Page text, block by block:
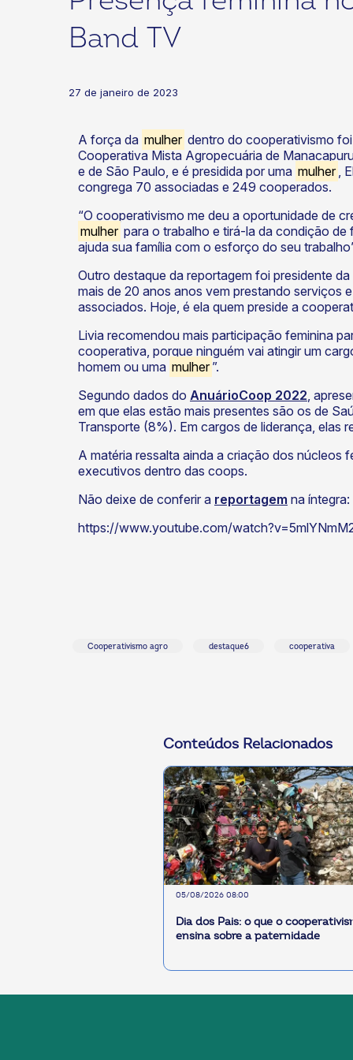
Band TV
27 de janeiro de 2023
A força da mulher dentro do cooperativismo
Cooperativa Mista Agropecuária de
e de São Paulo, e é presidida por uma mulher ,
congrega 70 associadas e 249 cooperados.
“O cooperativismo me deu a oportunidade de
mulher para o trabalho e tirá-la da condição
ajuda sua família com o esforço do seu
Outro destaque da reportagem foi presidente
mais de 20 anos anos vem prestando serviços
associados. Hoje, é ela quem preside a
Livia recomendou mais participação feminina
cooperativa, porque ninguém vai atingir um
homem ou uma mulher ”.
Segundo dados do AnuárioCoop 2022 ,
em que elas estão mais presentes são os de
Transporte (8%). Em cargos de liderança, elas
A matéria ressalta ainda a criação dos núcleos
executivos dentro das coops.
Não deixe de conferir a reportagem na íntegra:
https://www.youtube.com/
Cooperativismo agro destaque6 cooperativa
Conteúdos Relacionados
05/08/2026 08:00
Dia dos Pais: o que o
ensina sobre a paternidade